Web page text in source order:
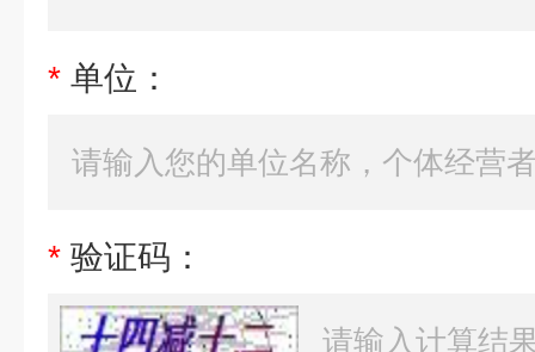
* 单位：
* 验证码：